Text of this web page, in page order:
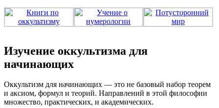
Изучение оккультизма для
начинающих
Оккультизм для начинающих — это не базовый набор теорем
и аксиом, формул и теорий. Направлений в этой философии
множество, практических, и академических.